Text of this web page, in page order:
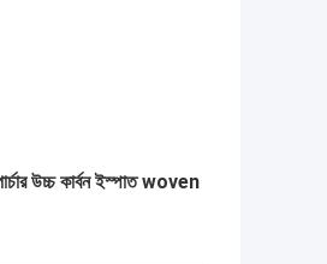
উচ্চ কার্বন ইস্পাত woven